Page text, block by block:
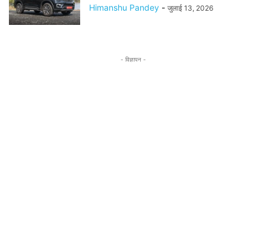
Himanshu Pandey - जुलाई 13, 2026
- विज्ञापन -